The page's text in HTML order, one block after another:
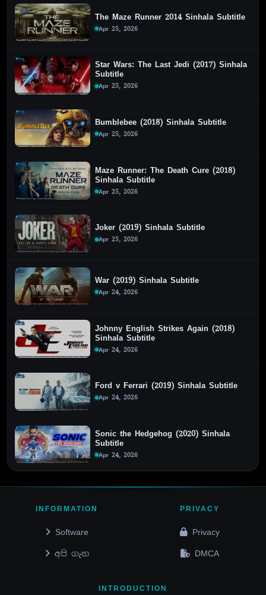
The Maze Runner 2014 Sinhala Subtitle
Apr 25, 2026
Star Wars: The Last Jedi (2017) Sinhala
Subtitle
Apr 25, 2026
Bumblebee (2018) Sinhala Subtitle
Apr 25, 2026
Maze Runner: The Death Cure (2018)
Sinhala Subtitle
Apr 25, 2026
Joker (2019) Sinhala Subtitle
Apr 25, 2026
War (2019) Sinhala Subtitle
Apr 24, 2026
Johnny English Strikes Again (2018)
Sinhala Subtitle
Apr 24, 2026
Ford v Ferrari (2019) Sinhala Subtitle
Apr 24, 2026
Sonic the Hedgehog (2020) Sinhala
Subtitle
Apr 24, 2026
INFORMATION
Software
අපි ගැන
PRIVACY
Privacy
DMCA
INTRODUCTION